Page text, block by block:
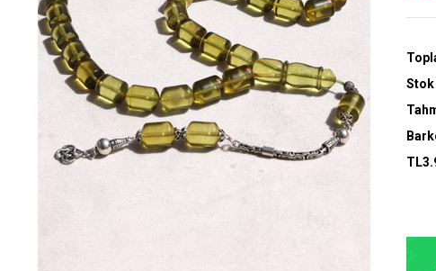
Stok